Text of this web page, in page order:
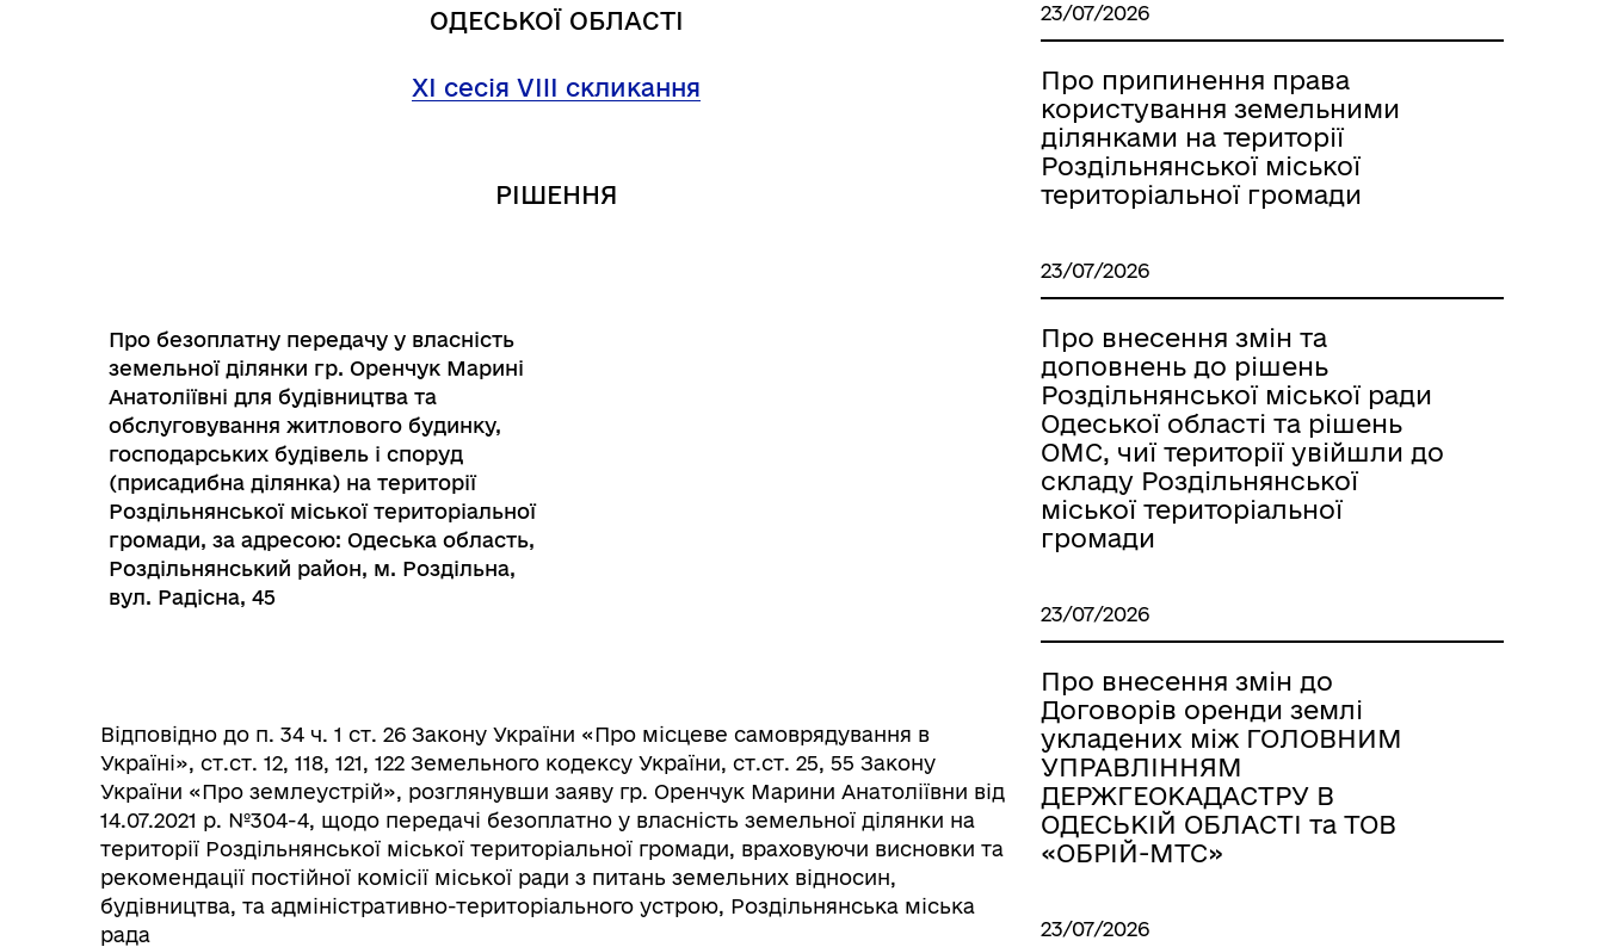
Графіки прийому громадян
Колегіальні органи (ради,
робочі групи, комісії)
Радіаційний фон
Книга пам'яті полеглих за
ветеранам та їхнім родинам
Електронна черга в ТЦК
ОДЕСЬКОЇ ОБЛАСТІ
XI сесія VIII скликання
РІШЕННЯ
Про безоплатну передачу у власність
земельної ділянки гр. Оренчук Марині
Анатоліївні для будівництва та
обслуговування житлового будинку,
господарських будівель і споруд
(присадибна ділянка) на території
Роздільнянської міської територіальної
громади, за адресою: Одеська область,
Роздільнянський район, м. Роздільна,
вул. Радісна, 45
Відповідно до п. 34 ч. 1 ст. 26 Закону України «Про місцеве самоврядування в
Україні», ст.ст. 12, 118, 121, 122 Земельного кодексу України, ст.ст. 25, 55 Закону
України «Про землеустрій», розглянувши заяву гр. Оренчук Марини Анатоліївни від
14.07.2021 р. №304-4, щодо передачі безоплатно у власність земельної ділянки на
території Роздільнянської міської територіальної громади, враховуючи висновки та
рекомендації постійної комісії міської ради з питань земельних відносин,
будівництва, та адміністративно-територіального устрою, Роздільнянська міська
рада
23/07/2026
Про припинення права
користування земельними
ділянками на території
Роздільнянської міської
територіальної громади
23/07/2026
Про внесення змін та
доповнень до рішень
Роздільнянської міської ради
Одеської області та рішень
ОМС, чиї території увійшли до
складу Роздільнянської
міської територіальної
громади
23/07/2026
Про внесення змін до
Договорів оренди землі
укладених між ГОЛОВНИМ
УПРАВЛІННЯМ
ДЕРЖГЕОКАДАСТРУ В
ОДЕСЬКІЙ ОБЛАСТІ та ТОВ
«ОБРІЙ-МТС»
23/07/2026